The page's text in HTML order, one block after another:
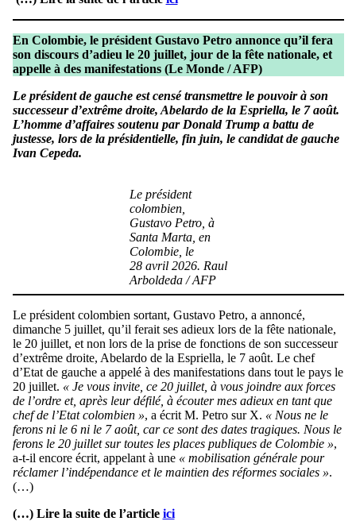
En Colombie, le président Gustavo Petro annonce qu’il fera
son discours d’adieu le 20 juillet, jour de la fête nationale, et
appelle à des manifestations (Le Monde / AFP)
Le président de gauche est censé transmettre le pouvoir à son
successeur d’extrême droite, Abelardo de la Espriella, le 7 août.
L’homme d’affaires soutenu par Donald Trump a battu de
justesse, lors de la présidentielle, fin juin, le candidat de gauche
Ivan Cepeda.
Le président
colombien,
Gustavo Petro, à
Santa Marta, en
Colombie, le
28 avril 2026. Raul
Arboldeda / AFP
Le président colombien sortant, Gustavo Petro, a annoncé,
dimanche 5 juillet, qu’il ferait ses adieux lors de la fête nationale,
le 20 juillet, et non lors de la prise de fonctions de son successeur
d’extrême droite, Abelardo de la Espriella, le 7 août. Le chef
d’Etat de gauche a appelé à des manifestations dans tout le pays le
20 juillet. « Je vous invite, ce 20 juillet, à vous joindre aux forces
de l’ordre et, après leur défilé, à écouter mes adieux en tant que
chef de l’Etat colombien », a écrit M. Petro sur X. « Nous ne le
ferons ni le 6 ni le 7 août, car ce sont des dates tragiques. Nous le
ferons le 20 juillet sur toutes les places publiques de Colombie »,
a-t-il encore écrit, appelant à une « mobilisation générale pour
réclamer l’indépendance et le maintien des réformes sociales ».
(…)
(…) Lire la suite de l’article ici